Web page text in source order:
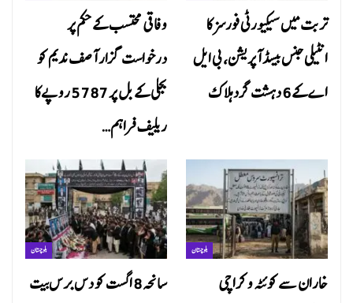
وفاقی محتسب کے حکم پر
درخواست گزار آصف ندیم کو
بجلی کے بل پر 5787 روپے کا
ریلیف فراہم…
تربت میں سیکیورٹی فورسز کا
انٹیلی جنس بیسڈ آپریشن، بی ایل
اے کے 6 دہشت گرد ہلاک
بلوچستان
سانحہ 8 اگست کو دس برس بیت
بلوچستان
خاران سے کوئٹہ و کراچی